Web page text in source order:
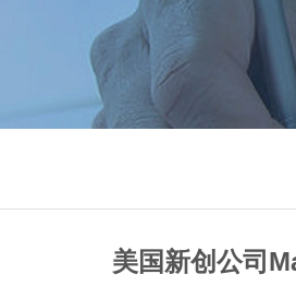
美国新创公司